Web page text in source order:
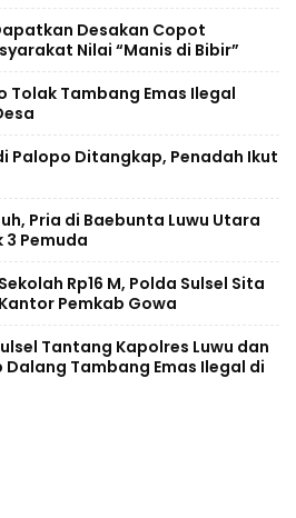
Desakan Copot
Nilai “Manis di Bibir”
Tolak Tambang Emas Ilegal
Palopo Ditangkap, Penadah Ikut
Pria di Baebunta Luwu Utara
3 Pemuda
Rp16 M, Polda Sulsel Sita
Pemkab Gowa
Tantang Kapolres Luwu dan
Tambang Emas Ilegal di